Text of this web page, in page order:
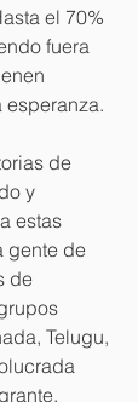
el 70%
fuera
esperanza.
de
y
estas
gente de
de
Telugu,